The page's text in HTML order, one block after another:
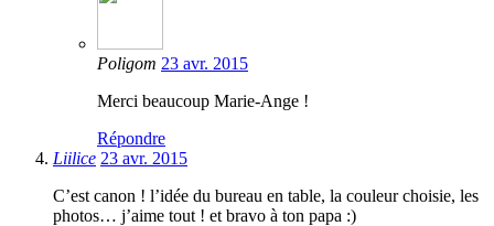
Poligom 23 avr. 2015
Merci beaucoup Marie-Ange !
Répondre
Liilice 23 avr. 2015
C’est canon ! l’idée du bureau en table, la couleur choisie, les
photos… j’aime tout ! et bravo à ton papa :)